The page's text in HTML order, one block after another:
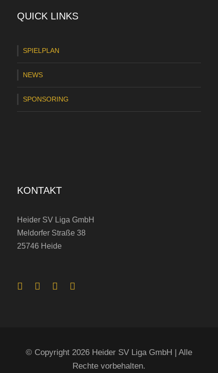
g
2
0
3
/
QUICK LINKS
SPIELPLAN
NEWS
SPONSORING
KONTAKT
Heider SV Liga GmbH
Meldorfer Straße 38
25746 Heide
© Copyright 2026 Heider SV Liga GmbH | Alle
Rechte vorbehalten.